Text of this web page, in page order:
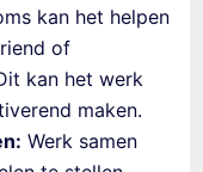
kan het helpen
of
kan het werk
maken.
Werk samen